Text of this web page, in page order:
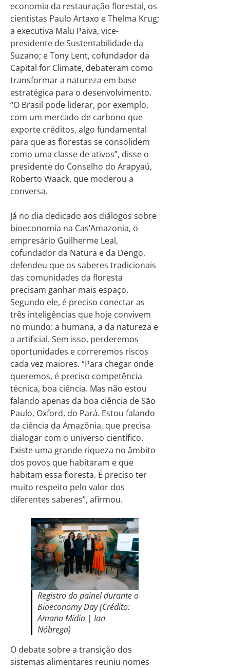
economia da restauração florestal, os
cientistas Paulo Artaxo e Thelma Krug;
a executiva Malu Paiva, vice-
presidente de Sustentabilidade da
Suzano; e Tony Lent, cofundador da
Capital for Climate, debateram como
transformar a natureza em base
estratégica para o desenvolvimento.
“O Brasil pode liderar, por exemplo,
com um mercado de carbono que
exporte créditos, algo fundamental
para que as florestas se consolidem
como uma classe de ativos”, disse o
presidente do Conselho do Arapyaú,
Roberto Waack, que moderou a
conversa.
Já no dia dedicado aos diálogos sobre
bioeconomia na Cas’Amazonia, o
empresário Guilherme Leal,
cofundador da Natura e da Dengo,
defendeu que os saberes tradicionais
das comunidades da floresta
precisam ganhar mais espaço.
Segundo ele, é preciso conectar as
três inteligências que hoje convivem
no mundo: a humana, a da natureza e
a artificial. Sem isso, perderemos
oportunidades e correremos riscos
cada vez maiores. “Para chegar onde
queremos, é preciso competência
técnica, boa ciência. Mas não estou
falando apenas da boa ciência de São
Paulo, Oxford, do Pará. Estou falando
da ciência da Amazônia, que precisa
dialogar com o universo científico.
Existe uma grande riqueza no âmbito
dos povos que habitaram e que
habitam essa floresta. É preciso ter
muito respeito pelo valor dos
diferentes saberes”, afirmou.
Registro do painel durante o
Bioeconomy Day (Crédito:
Amana Mídia | Ian
Nóbrega)
O debate sobre a transição dos
sistemas alimentares reuniu nomes